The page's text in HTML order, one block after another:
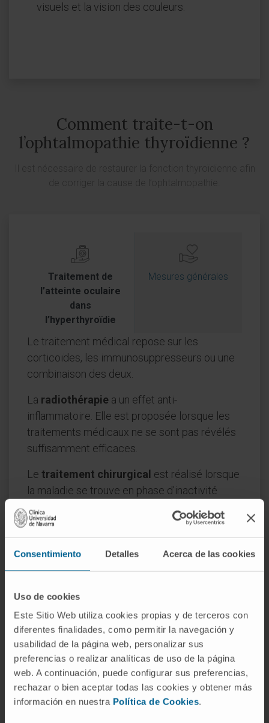
Consentimiento Detalles Acerca de las cookies
Uso de cookies
Este Sitio Web utiliza cookies propias y de terceros con
diferentes finalidades, como permitir la navegación y
usabilidad de la página web, personalizar sus
preferencias o realizar analíticas de uso de la página
web. A continuación, puede configurar sus preferencias,
rechazar o bien aceptar todas las cookies y obtener más
información en nuestra Política de Cookies.
visuels et la vision des couleurs.
Comment traite-t-on
l’ophtalmopathie thyroïdienne ?
Traitement de
l’atteinte oculaire
dans
l’hyperthyroïdie
Mesures générales
Le traitement médical repose sur les
corticoïdes, les immunosuppresseurs ou une
combinaison des deux.
La radiothérapie a un effet anti-
inflammatoire. Elle est proposée lorsque les
traitements médicaux ne se sont pas révélés
suffisamment efficaces.
Le traitement chirurgical est réalisé lorsque
la maladie se trouve en phase d’inactivité
inflammatoire. Les patients peuvent
nécessiter différents types d’interventions
chirurgicales.
optique, ou d’une exophtalmie majeure, une
décompression orbitaire peut s’avérer
nécessaire afin d’augmenter le volume de
l’orbite.
DEMANDEZ DES INFORMATIONS SUR CE TRAITEMENT